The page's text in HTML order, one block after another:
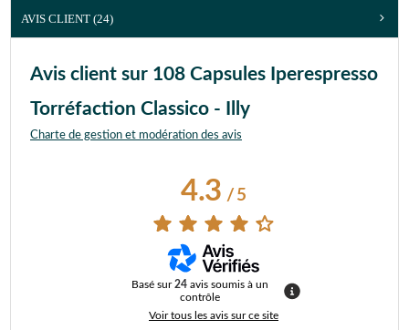
AVIS CLIENT (24)
Avis client sur 108 Capsules Iperespresso
Torréfaction Classico - Illy
Charte de gestion et modération des avis
4.3/ 5
Basé sur24 avis soumis à un
contrôle
Voir tous les avis sur ce site